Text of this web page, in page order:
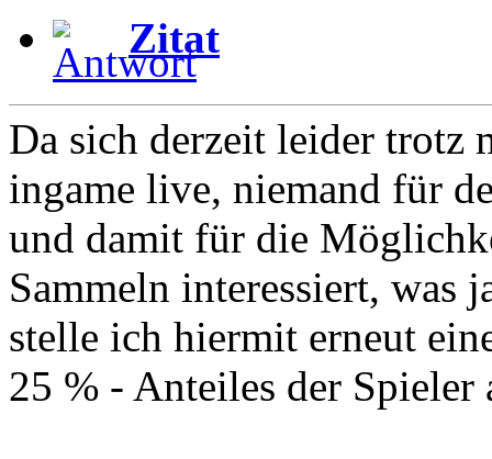
Zitat
Da sich derzeit leider trotz
ingame live, niemand für
und damit für die
Sammeln interessiert, was
stelle ich hiermit erneut
25 % - Anteiles der Spieler